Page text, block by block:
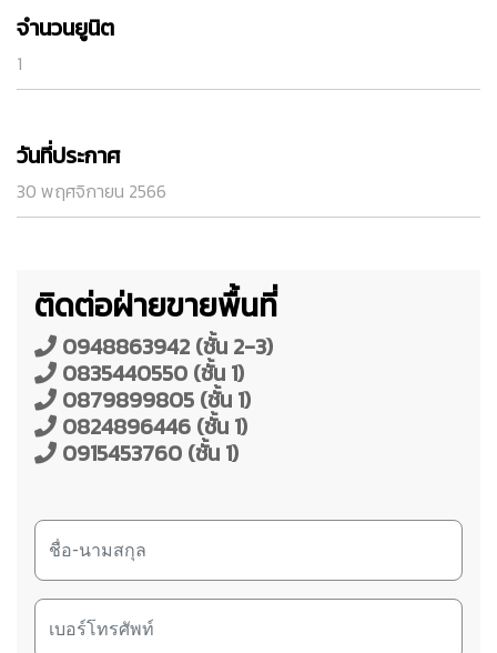
จำนวนยูนิต
1
วันที่ประกาศ
30 พฤศจิกายน 2566
ติดต่อฝ่ายขายพื้นที่
0948863942 (ชั้น 2-3)
0835440550 (ชั้น 1)
0879899805 (ชั้น 1)
0824896446 (ชั้น 1)
0915453760 (ชั้น 1)